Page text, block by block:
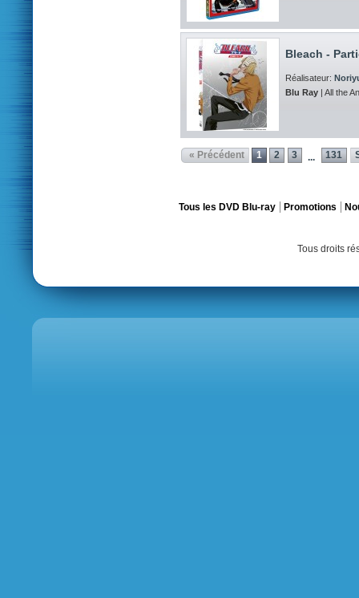
Bleach -
Réalisateur:
Blu Ray | All the
« Précédent 1 2 3 ... 131
Tous les DVD Blu-ray Promotions
Tous droits